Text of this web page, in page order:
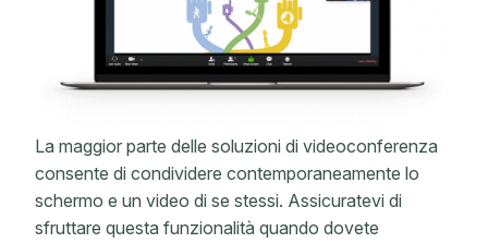
La maggior parte delle soluzioni di videoconferenza
consente di condividere contemporaneamente lo
schermo e un video di se stessi. Assicuratevi di
sfruttare questa funzionalità quando dovete